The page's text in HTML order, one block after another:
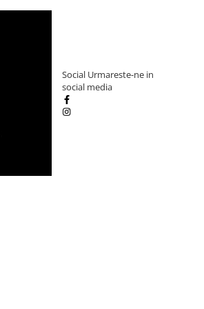
Social Urmareste-ne in
social media